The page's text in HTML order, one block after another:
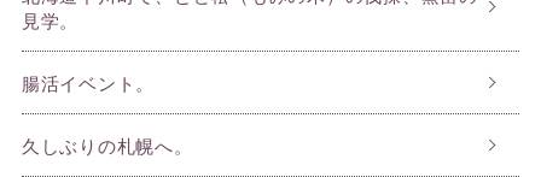
見学。
腸活イベント。
久しぶりの札幌へ。